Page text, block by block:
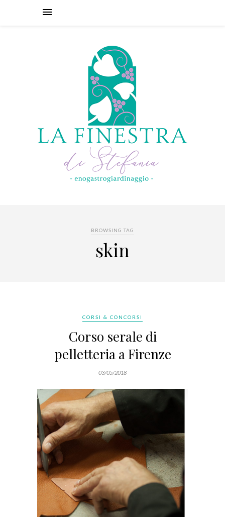
BROWSING TAG
skin
CORSI & CONCORSI
Corso serale di
pelletteria a Firenze
03/05/2018